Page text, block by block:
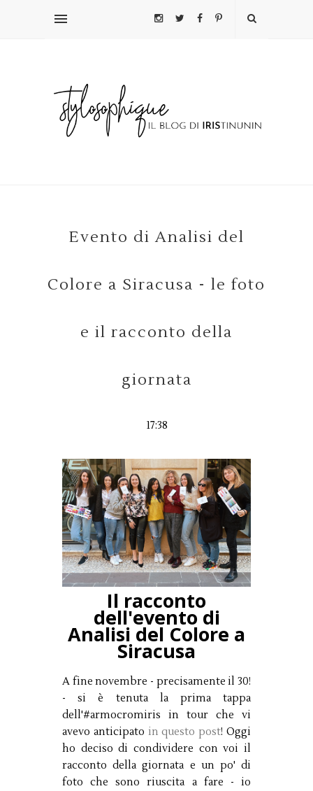
Evento di Analisi del
Colore a Siracusa - le foto
e il racconto della
giornata
17:38
Il racconto
dell'evento di
Analisi del Colore a
Siracusa
A fine novembre - precisamente il 30!
- si è tenuta la prima tappa
dell'#armocromiris in tour che vi
avevo anticipato in questo post! Oggi
ho deciso di condividere con voi il
racconto della giornata e un po' di
foto che sono riuscita a fare - io